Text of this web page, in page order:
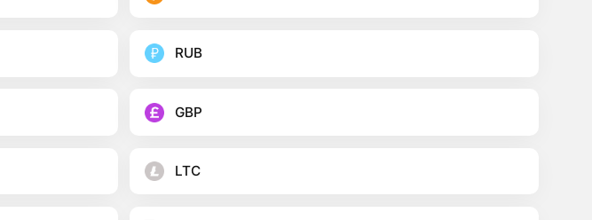
RUB
GBP
LTC